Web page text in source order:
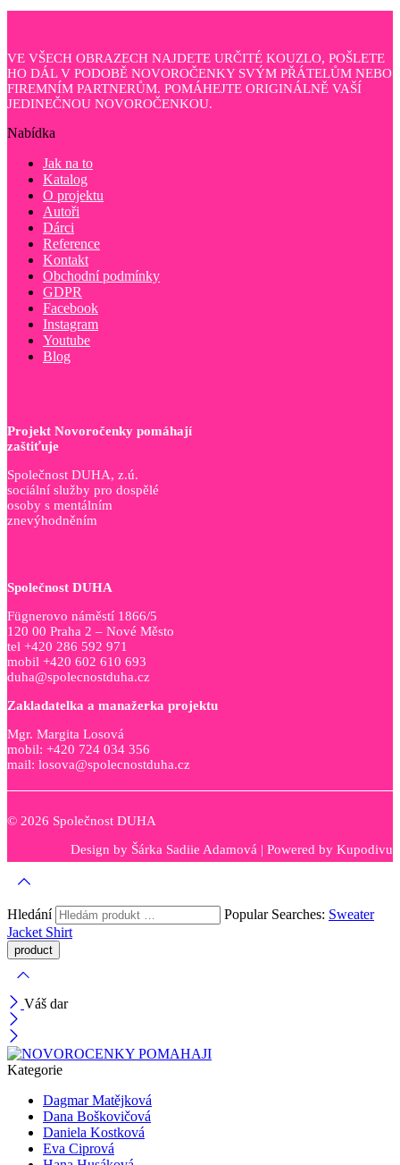
VE VŠECH OBRAZECH NAJDETE URČITÉ KOUZLO, POŠLETE
HO DÁL V PODOBĚ NOVOROČENKY SVÝM PŘÁTELŮM NEBO
FIREMNÍM PARTNERŮM. POMÁHEJTE ORIGINÁLNĚ VAŠÍ
JEDINEČNOU NOVOROČENKOU.
Nabídka
Jak na to
Katalog
O projektu
Autoři
Dárci
Reference
Kontakt
Obchodní podmínky
GDPR
Facebook
Instagram
Youtube
Blog
Projekt Novoročenky pomáhají
zaštiťuje
Společnost DUHA, z.ú.
sociální služby pro dospělé
osoby s mentálním
znevýhodněním
Společnost DUHA
Fügnerovo náměstí 1866/5
120 00 Praha 2 – Nové Město
tel +420 286 592 971
mobil +420 602 610 693
duha@spolecnostduha.cz
Zakladatelka a manažerka projektu
Mgr. Margita Losová
mobil: +420 724 034 356
mail: losova@spolecnostduha.cz
© 2026 Společnost DUHA
Design by Šárka Sadiie Adamová | Powered by Kupodivu
Hledání Popular Searches: Sweater
Jacket Shirt
Váš dar
Kategorie
Dagmar Matějková
Dana Boškovičová
Daniela Kostková
Eva Ciprová